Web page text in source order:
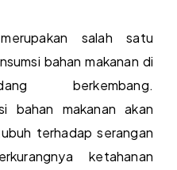
salah satu
bahan makanan di
berkembang.
bahan makanan akan
terhadap serangan
ketahanan